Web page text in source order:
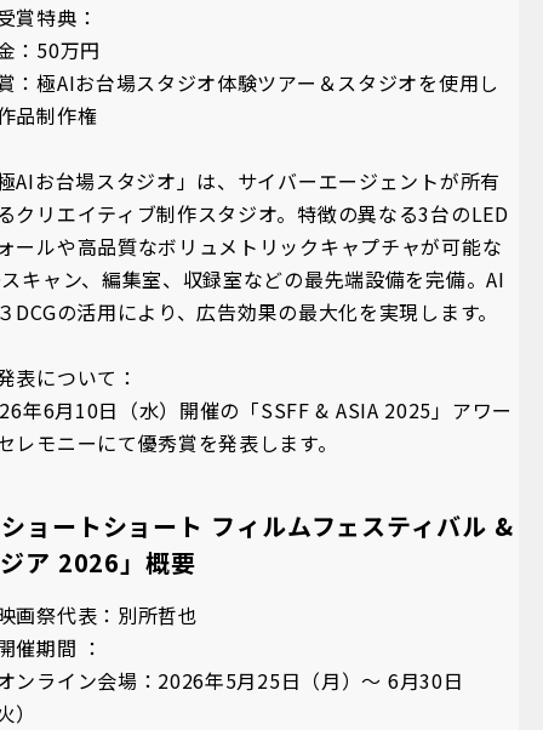
賞特典：
：50万円
：極AIお台場スタジオ体験ツアー＆スタジオを使用し
品制作権
AIお台場スタジオ」は、サイバーエージェントが所有
クリエイティブ制作スタジオ。特徴の異なる3台のLED
ールや高品質なボリュメトリックキャプチャが可能な
キャン、編集室、収録室などの最先端設備を完備。AI
DCGの活用により、広告効果の最大化を実現します。
表について：
年6月10日（水）開催の「SSFF & ASIA 2025」アワー
レモニーにて優秀賞を発表します。
ョートショート フィルムフェスティバル &
ア 2026」概要
画祭代表：別所哲也
催期間 ：
ンライン会場：2026年5月25日（月）～ 6月30日
）